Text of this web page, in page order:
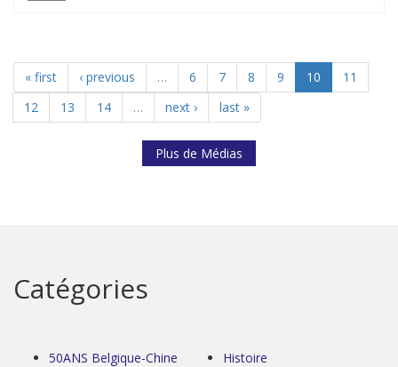
« first ‹ previous … 6 7 8 9 10
11
12
13 14 … next › last »
Plus de Médias
Catégories
50ANS Belgique-Chine
Histoire